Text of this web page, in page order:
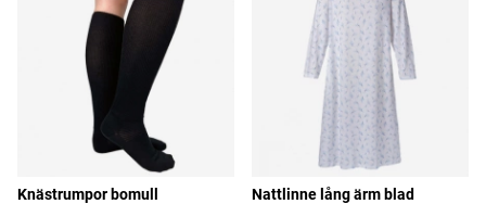
Knästrumpor bomull Nattlinne lång ärm blad